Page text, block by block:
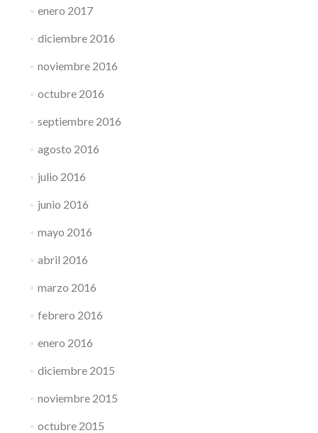
enero 2017
diciembre 2016
noviembre 2016
octubre 2016
septiembre 2016
agosto 2016
julio 2016
junio 2016
mayo 2016
abril 2016
marzo 2016
febrero 2016
enero 2016
diciembre 2015
noviembre 2015
octubre 2015